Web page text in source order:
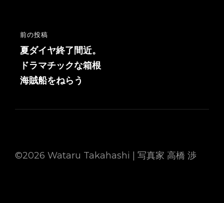
投
稿
ナ
ビ
ョ
前
の
投
稿
前の投稿
夏ダイヤ終了間近。
ドラマチックな箱根
海賊船をねらう
©2026 Wataru Takahashi | 写真家 高橋 渉